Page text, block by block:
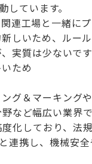
ています。
連工場と一緒に
しいため、ルー
実質は少ないで
ため
グ＆マーキング
など幅広い業界
化しており、法
連携し、機械安